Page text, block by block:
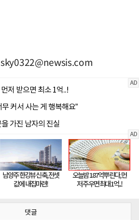
sky0322@newsis.com
댓글